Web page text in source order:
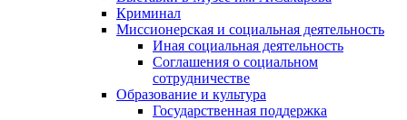
Криминал
Миссионерская и социальная деятельность
Иная социальная деятельность
Соглашения о социальном
сотрудничестве
Образование и культура
Государственная поддержка